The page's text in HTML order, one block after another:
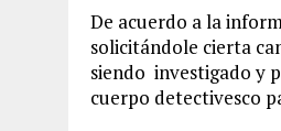
De acuerdo a la
solicitándole cierta
siendo investigado y
cuerpo detectivesco